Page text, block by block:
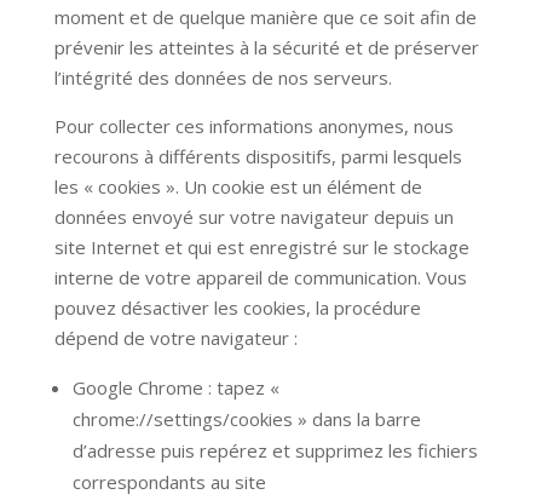
moment et de quelque manière que ce soit afin de
prévenir les atteintes à la sécurité et de préserver
l’intégrité des données de nos serveurs.
Pour collecter ces informations anonymes, nous
recourons à différents dispositifs, parmi lesquels
les « cookies ». Un cookie est un élément de
données envoyé sur votre navigateur depuis un
site Internet et qui est enregistré sur le stockage
interne de votre appareil de communication. Vous
pouvez désactiver les cookies, la procédure
dépend de votre navigateur :
Google Chrome : tapez «
chrome://settings/cookies » dans la barre
d’adresse puis repérez et supprimez les fichiers
correspondants au site